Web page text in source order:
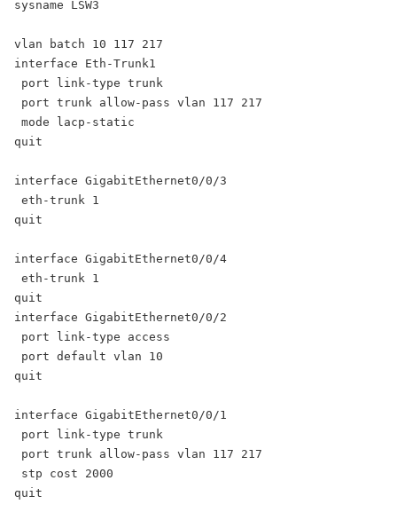
sysname LSW3
vlan batch 10 117 217
interface Eth-Trunk1
port link-type trunk
port trunk allow-pass vlan 117 217
mode lacp-static
quit
interface GigabitEthernet0/0/3
eth-trunk 1
quit
interface GigabitEthernet0/0/4
eth-trunk 1
quit
interface GigabitEthernet0/0/2
port link-type access
port default vlan 10
quit
interface GigabitEthernet0/0/1
port link-type trunk
port trunk allow-pass vlan 117 217
stp cost 2000
quit